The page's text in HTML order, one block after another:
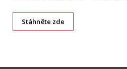
Stáhněte zde